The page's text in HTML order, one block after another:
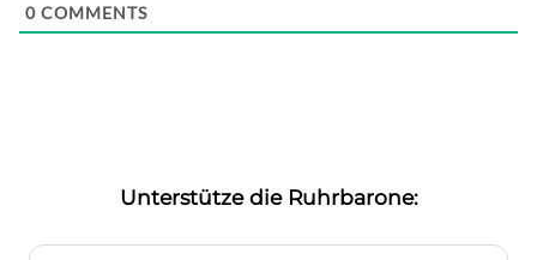
0 COMMENTS
Unterstütze die Ruhrbarone: